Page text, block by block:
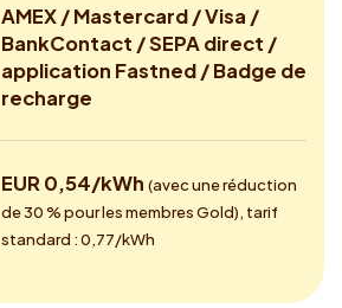
AMEX / Mastercard / Visa /
BankContact / SEPA direct /
application Fastned / Badge de
recharge
EUR 0,54/kWh (avec une réduction
de 30 % pour les membres Gold), tarif
standard : 0,77/kWh